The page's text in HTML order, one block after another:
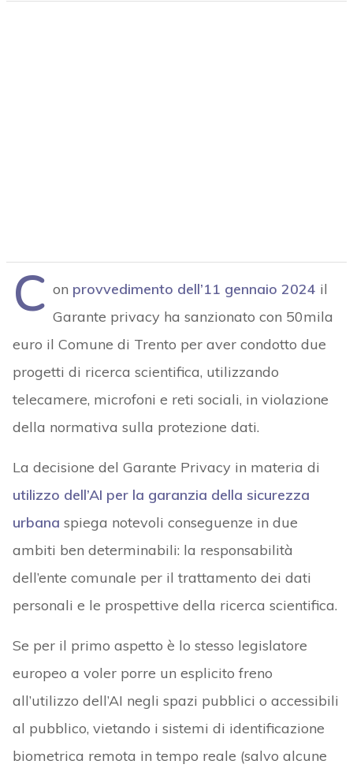
C on provvedimento dell’11 gennaio 2024 il
Garante privacy ha sanzionato con 50mila
euro il Comune di Trento per aver condotto due
progetti di ricerca scientifica, utilizzando
telecamere, microfoni e reti sociali, in violazione
della normativa sulla protezione dati.
La decisione del Garante Privacy in materia di
utilizzo dell’AI per la garanzia della sicurezza
urbana spiega notevoli conseguenze in due
ambiti ben determinabili: la responsabilità
dell’ente comunale per il trattamento dei dati
personali e le prospettive della ricerca scientifica.
Se per il primo aspetto è lo stesso legislatore
europeo a voler porre un esplicito freno
all’utilizzo dell’AI negli spazi pubblici o accessibili
al pubblico, vietando i sistemi di identificazione
biometrica remota in tempo reale (salvo alcune